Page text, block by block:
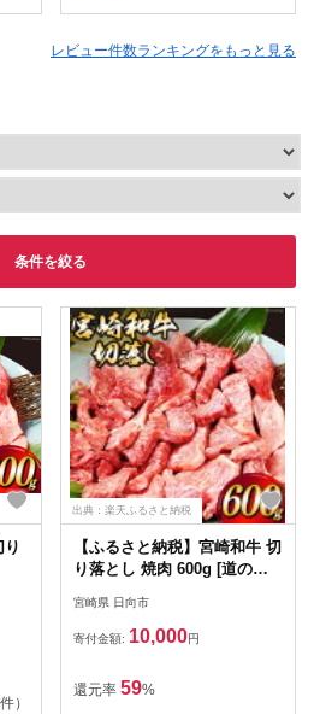
レビュー件数ランキングをもっと見る
条件を絞る
り
）
出典：楽天ふるさと納税
【ふるさと納税】宮崎和牛 切
り落とし 焼肉 600g [道の駅
市 452060795] 切落し きりお
とし 牛肉 黒毛和牛 宮崎県産
宮崎県 日向市
寄付金額: 10,000円
還元率 59%